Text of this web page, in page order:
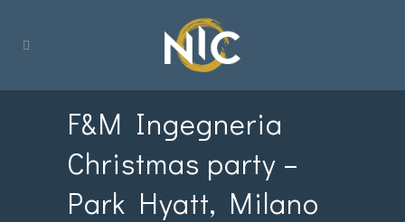
F&M Ingegneria
Christmas party –
Park Hyatt, Milano